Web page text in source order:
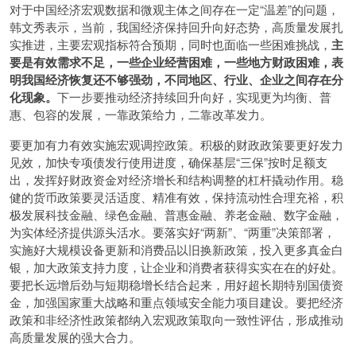
对于中国经济宏观数据和微观主体之间存在一定“温差”的问题，
韩文秀表示，当前，我国经济保持回升向好态势，高质量发展扎
实推进，主要宏观指标符合预期，同时也面临一些困难挑战， 主
要是有效需求不足，一些企业经营困难，一些地方财政困难，表
明我国经济恢复还不够强劲，不同地区、行业、企业之间存在分
化现象。 下一步要推动经济持续回升向好，实现更为均衡、普
惠、包容的发展，一靠政策给力，二靠改革发力。
要更加有力有效实施宏观调控政策。积极的财政政策要更好发力
见效，加快专项债发行使用进度，确保基层“三保”按时足额支
出，发挥好财政资金对经济增长和结构调整的杠杆撬动作用。稳
健的货币政策要灵活适度、精准有效，保持流动性合理充裕，积
极发展科技金融、绿色金融、普惠金融、养老金融、数字金融，
为实体经济提供源头活水。要落实好“两新”、“两重”决策部署，
实施好大规模设备更新和消费品以旧换新政策，投入更多真金白
银，加大政策支持力度，让企业和消费者获得实实在在的好处。
要把长远增后劲与短期稳增长结合起来，用好超长期特别国债资
金，加强国家重大战略和重点领域安全能力项目建设。要把经济
政策和非经济性政策都纳入宏观政策取向一致性评估，形成推动
高质量发展的强大合力。